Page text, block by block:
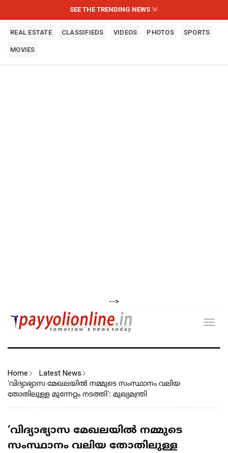
SEE THE TRENDING NEWS
REAL ESTATE CLASSIFIEDS VIDEOS PHOTOS SPORTS
MOVIES
-->
Home Latest News
‘വിദ്യാഭ്യാസ മേഖലയില്‍ നമ്മുടെ സംസ്ഥാനം വലിയ
തോതിലുള്ള മുന്നേറ്റം നടത്തി’: മുഖ്യമന്ത്രി
‘വിദ്യാഭ്യാസ മേഖലയില്‍ നമ്മുടെ
സംസ്ഥാനം വലിയ തോതിലുള്ള